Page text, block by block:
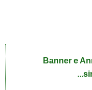
Banner e